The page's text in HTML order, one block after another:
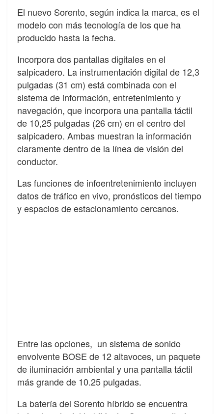
El nuevo Sorento, según indica la marca, es el
modelo con más tecnología de los que ha
producido hasta la fecha.
Incorpora dos pantallas digitales en el
salpicadero. La instrumentación digital de 12,3
pulgadas (31 cm) está combinada con el
sistema de información, entretenimiento y
navegación, que incorpora una pantalla táctil
de 10,25 pulgadas (26 cm) en el centro del
salpicadero. Ambas muestran la información
claramente dentro de la línea de visión del
conductor.
Las funciones de infoentretenimiento incluyen
datos de tráfico en vivo, pronósticos del tiempo
y espacios de estacionamiento cercanos.
Entre las opciones, un sistema de sonido
envolvente BOSE de 12 altavoces, un paquete
de iluminación ambiental y una pantalla táctil
más grande de 10.25 pulgadas.
La batería del Sorento híbrido se encuentra